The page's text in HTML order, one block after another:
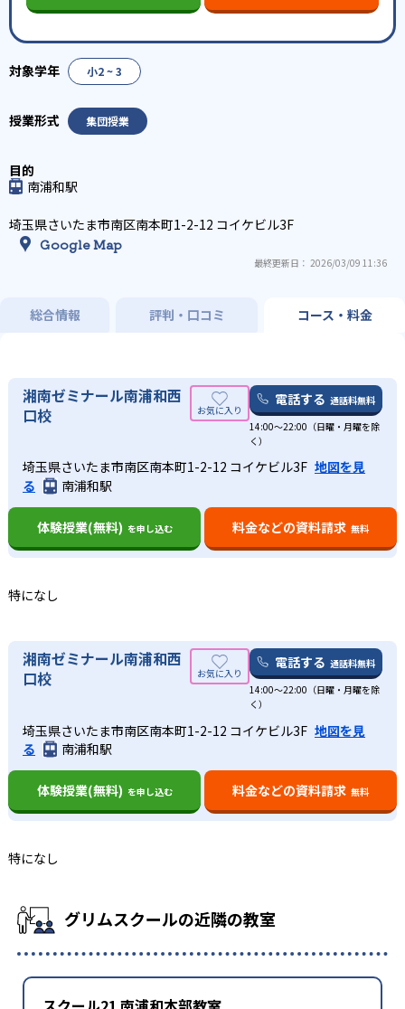
小2 ~ 3
集団授業
南浦和駅
埼玉県さいたま市南区南本町1-2-12 コイケビル3F
Google Map
最終更新日： 2026/03/09 11:36
総合情報 評判・口コミ コース・料金
湘南ゼミナール南浦和西
口校
電話する 通話料無料
14:00〜22:00（日曜・月曜を除
く）
埼玉県さいたま市南区南本町1-2-12 コイケビル3F 地図を見
る
南浦和駅
体験授業(無料) を申し込む 料金などの資料請求 無料
特になし
湘南ゼミナール南浦和西
口校
電話する 通話料無料
14:00〜22:00（日曜・月曜を除
く）
埼玉県さいたま市南区南本町1-2-12 コイケビル3F 地図を見
る
南浦和駅
体験授業(無料) を申し込む 料金などの資料請求 無料
特になし
グリムスクールの近隣の教室